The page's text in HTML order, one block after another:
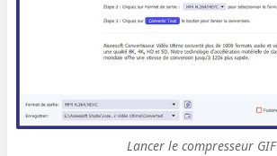
Lancer le compresseur GIF